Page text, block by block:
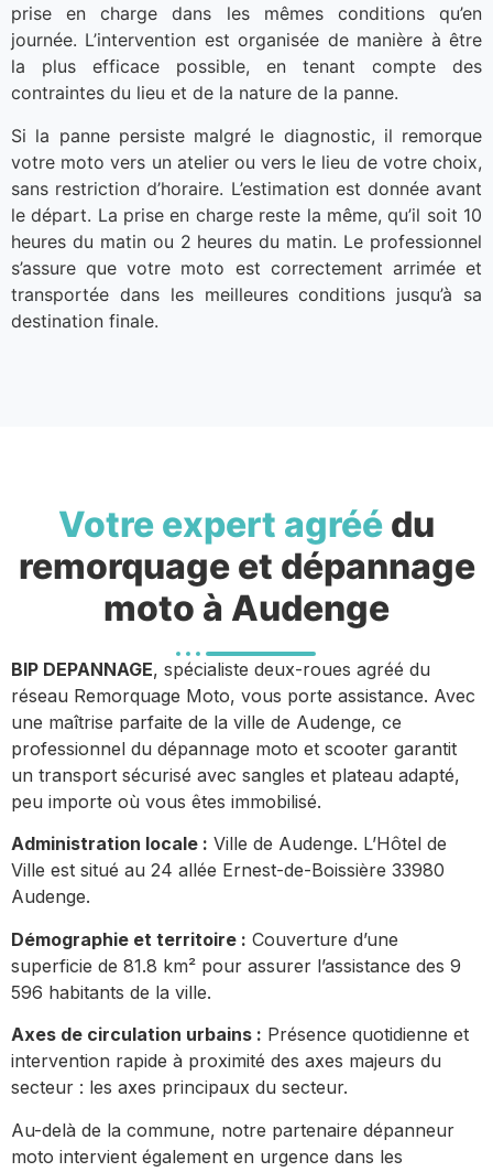
prise en charge dans les mêmes conditions qu’en
journée. L’intervention est organisée de manière à être
la plus efficace possible, en tenant compte des
contraintes du lieu et de la nature de la panne.
Si la panne persiste malgré le diagnostic, il remorque
votre moto vers un atelier ou vers le lieu de votre choix,
sans restriction d’horaire. L’estimation est donnée avant
le départ. La prise en charge reste la même, qu’il soit 10
heures du matin ou 2 heures du matin. Le professionnel
s’assure que votre moto est correctement arrimée et
transportée dans les meilleures conditions jusqu’à sa
destination finale.
Votre expert agréé du
remorquage et dépannage
moto à Audenge
BIP DEPANNAGE, spécialiste deux-roues agréé du
réseau Remorquage Moto, vous porte assistance. Avec
une maîtrise parfaite de la ville de Audenge, ce
professionnel du dépannage moto et scooter garantit
un transport sécurisé avec sangles et plateau adapté,
peu importe où vous êtes immobilisé.
Administration locale : Ville de Audenge. L’Hôtel de
Ville est situé au 24 allée Ernest-de-Boissière 33980
Audenge.
Démographie et territoire : Couverture d’une
superficie de 81.8 km² pour assurer l’assistance des 9
596 habitants de la ville.
Axes de circulation urbains : Présence quotidienne et
intervention rapide à proximité des axes majeurs du
secteur : les axes principaux du secteur.
Au-delà de la commune, notre partenaire dépanneur
moto intervient également en urgence dans les